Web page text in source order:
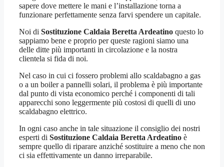
sapere dove mettere le mani e l’installazione torna a
funzionare perfettamente senza farvi spendere un capitale.
Noi di Sostituzione Caldaia Beretta Ardeatino questo lo
sappiamo bene e proprio per queste ragioni siamo una
delle ditte più importanti in circolazione e la nostra
clientela si fida di noi.
Nel caso in cui ci fossero problemi allo scaldabagno a gas
o a un boiler a pannelli solari, il problema è più importante
dal punto di vista economico perché i componenti di tali
apparecchi sono leggermente più costosi di quelli di uno
scaldabagno elettrico.
In ogni caso anche in tale situazione il consiglio dei nostri
esperti di Sostituzione Caldaia Beretta Ardeatino è
sempre quello di riparare anziché sostituire a meno che non
ci sia effettivamente un danno irreparabile.